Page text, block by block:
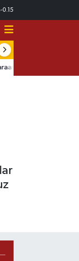
-0.15
Dayısı Fahri